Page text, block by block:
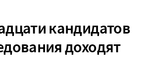
кандидатов
доходят